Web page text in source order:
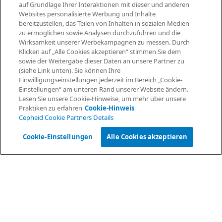
Cookie-Einstellungen
RECHTLICHES
Datenschutzvereinbarung
Allgemeine Geschäftsbedingungen für Informationssicherheit
© 2026 Cepheid. Cepheid®, das Cepheid-Logo, GeneXpert®,
Xpert® und I-CORE® sind Marken von Cepheid, die in den USA
und anderen Ländern eingetragen sind.
auf Grundlage Ihrer Interaktionen mit dieser und anderen
Websites personalisierte Werbung und Inhalte
bereitzustellen, das Teilen von Inhalten in sozialen Medien
zu ermöglichen sowie Analysen durchzuführen und die
Wirksamkeit unserer Werbekampagnen zu messen. Durch
Klicken auf „Alle Cookies akzeptieren“ stimmen Sie dem
sowie der Weitergabe dieser Daten an unsere Partner zu
(siehe Link unten). Sie können Ihre
Einwilligungseinstellungen jederzeit im Bereich „Cookie-
Einstellungen“ am unteren Rand unserer Website ändern.
Lesen Sie unsere Cookie-Hinweise, um mehr über unsere
Praktiken zu erfahren Cookie-Hinweis
Cepheid Cookie Partners Details
Cookie-Einstellungen Alle Cookies akzeptieren